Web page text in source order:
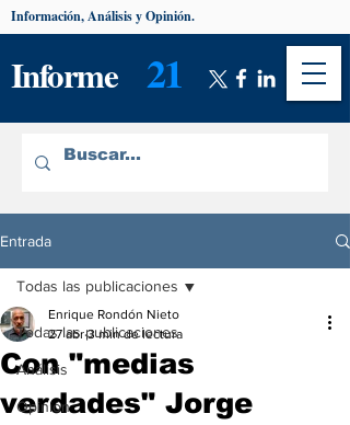
Informe 21
Información, Análisis y Opinión.
Entrada
Todas las publicaciones
Análisis
Opinión
Todas las publicaciones
Con "medias
verdades" Jorge
Enrique Rondón Nieto
27 abr 3 min de lectura